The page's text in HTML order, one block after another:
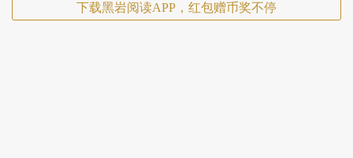
下载黑岩阅读APP，红包赠币奖不停